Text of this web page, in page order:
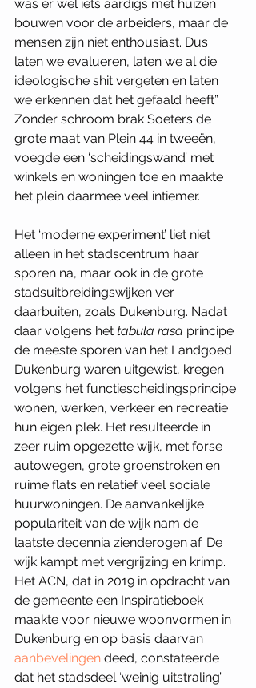
was er wel iets aardigs met huizen
bouwen voor de arbeiders, maar de
mensen zijn niet enthousiast. Dus
laten we evalueren, laten we al die
ideologische shit vergeten en laten
we erkennen dat het gefaald heeft”.
Zonder schroom brak Soeters de
grote maat van Plein 44 in tweeën,
voegde een ‘scheidingswand’ met
winkels en woningen toe en maakte
het plein daarmee veel intiemer.
Het ‘moderne experiment’ liet niet
alleen in het stadscentrum haar
sporen na, maar ook in de grote
stadsuitbreidingswijken ver
daarbuiten, zoals Dukenburg. Nadat
daar volgens het tabula rasa principe
de meeste sporen van het Landgoed
Dukenburg waren uitgewist, kregen
volgens het functiescheidingsprincipe
wonen, werken, verkeer en recreatie
hun eigen plek. Het resulteerde in
zeer ruim opgezette wijk, met forse
autowegen, grote groenstroken en
ruime flats en relatief veel sociale
huurwoningen. De aanvankelijke
populariteit van de wijk nam de
laatste decennia zienderogen af. De
wijk kampt met vergrijzing en krimp.
Het ACN, dat in 2019 in opdracht van
de gemeente een Inspiratieboek
maakte voor nieuwe woonvormen in
Dukenburg en op basis daarvan
aanbevelingen deed, constateerde
dat het stadsdeel ‘weinig uitstraling’